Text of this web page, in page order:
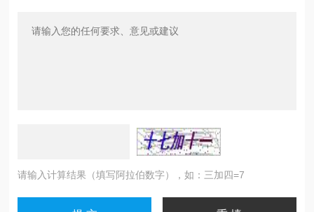
请输入计算结果（填写阿拉伯数字），如：三加四=7